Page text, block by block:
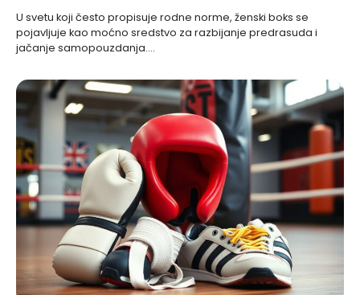
U svetu koji često propisuje rodne norme, ženski boks se
pojavljuje kao moćno sredstvo za razbijanje predrasuda i
jačanje samopouzdanja.…